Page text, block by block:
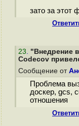
зато за этот
23. "Внедрение
Codecov
Сообщение от
Проблема
доскер, gcs,
отношения